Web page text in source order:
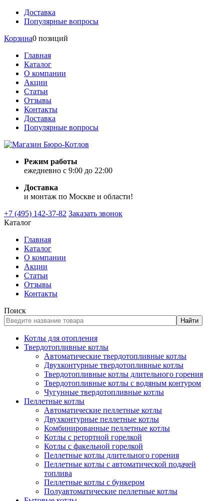
Доставка
Популярные вопросы
Корзина0 позиций
Главная
Каталог
О компании
Акции
Статьи
Отзывы
Контакты
Доставка
Популярные вопросы
Режим работы
ежедневно с 9:00 до 22:00
Доставка
и монтаж по Москве и области!
+7 (495) 142-37-82 Заказать звонок
Каталог
Главная
Каталог
О компании
Акции
Статьи
Отзывы
Контакты
Поиск
Найти
Котлы для отопления
Твердотопливные котлы
Автоматические твердотопливные котлы
Двухконтурные твердотопливные котлы
Твердотопливные котлы длительного горения
Твердотопливные котлы с водяным контуром
Чугунные твердотопливные котлы
Пеллетные котлы
Автоматические пеллетные котлы
Двухконтурные пеллетные котлы
Комбинированные пеллетные котлы
Котлы с ретортной горелкой
Котлы с факельной горелкой
Пеллетные котлы длительного горения
Пеллетные котлы с автоматической подачей
топлива
Пеллетные котлы с бункером
Полуавтоматические пеллетные котлы